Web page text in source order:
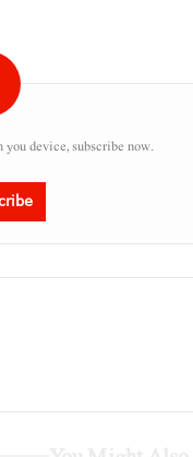
device, subscribe now.